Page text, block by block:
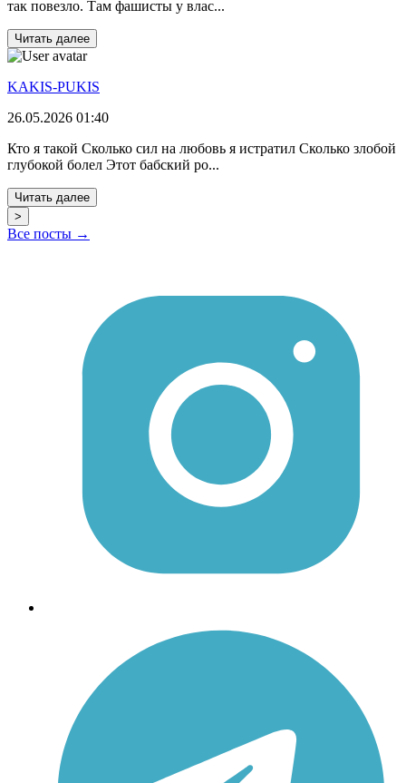
так повезло. Там фашисты у влас...
Читать далее
KAKIS-PUKIS
26.05.2026 01:40
Кто я такой Сколько сил на любовь я истратил Сколько злобой
глубокой болел Этот бабский ро...
Читать далее
>
Все посты →